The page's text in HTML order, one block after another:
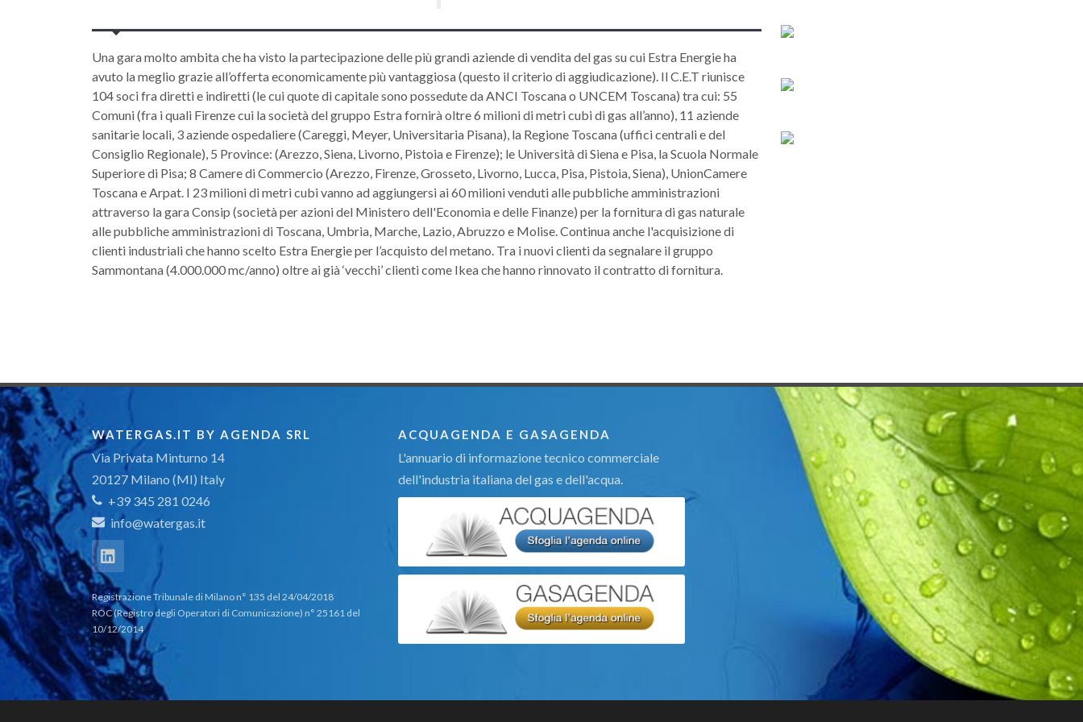
Una gara molto ambita che ha visto la partecipazione delle più grandi aziende di vendita del gas su cui Estra Energie ha
avuto la meglio grazie all’offerta economicamente più vantaggiosa (questo il criterio di aggiudicazione). Il C.E.T riunisce
104 soci fra diretti e indiretti (le cui quote di capitale sono possedute da ANCI Toscana o UNCEM Toscana) tra cui: 55
Comuni (fra i quali Firenze cui la società del gruppo Estra fornirà oltre 6 milioni di metri cubi di gas all’anno), 11 aziende
sanitarie locali, 3 aziende ospedaliere (Careggi, Meyer, Universitaria Pisana), la Regione Toscana (uffici centrali e del
Consiglio Regionale), 5 Province: (Arezzo, Siena, Livorno, Pistoia e Firenze); le Università di Siena e Pisa, la Scuola Normale
Superiore di Pisa; 8 Camere di Commercio (Arezzo, Firenze, Grosseto, Livorno, Lucca, Pisa, Pistoia, Siena), UnionCamere
Toscana e Arpat. I 23 milioni di metri cubi vanno ad aggiungersi ai 60 milioni venduti alle pubbliche amministrazioni
attraverso la gara Consip (società per azioni del Ministero dell'Economia e delle Finanze) per la fornitura di gas naturale
alle pubbliche amministrazioni di Toscana, Umbria, Marche, Lazio, Abruzzo e Molise. Continua anche l'acquisizione di
clienti industriali che hanno scelto Estra Energie per l’acquisto del metano. Tra i nuovi clienti da segnalare il gruppo
Sammontana (4.000.000 mc/anno) oltre ai già ‘vecchi’ clienti come Ikea che hanno rinnovato il contratto di fornitura.
WATERGAS.IT BY AGENDA SRL
Via Privata Minturno 14
20127 Milano (MI) Italy
+39 345 281 0246
info@watergas.it
Registrazione Tribunale di Milano n° 135 del 24/04/2018
ROC (Registro degli Operatori di Comunicazione) n° 25161 del
10/12/2014
ACQUAGENDA E GASAGENDA
L'annuario di informazione tecnico commerciale
dell'industria italiana del gas e dell'acqua.